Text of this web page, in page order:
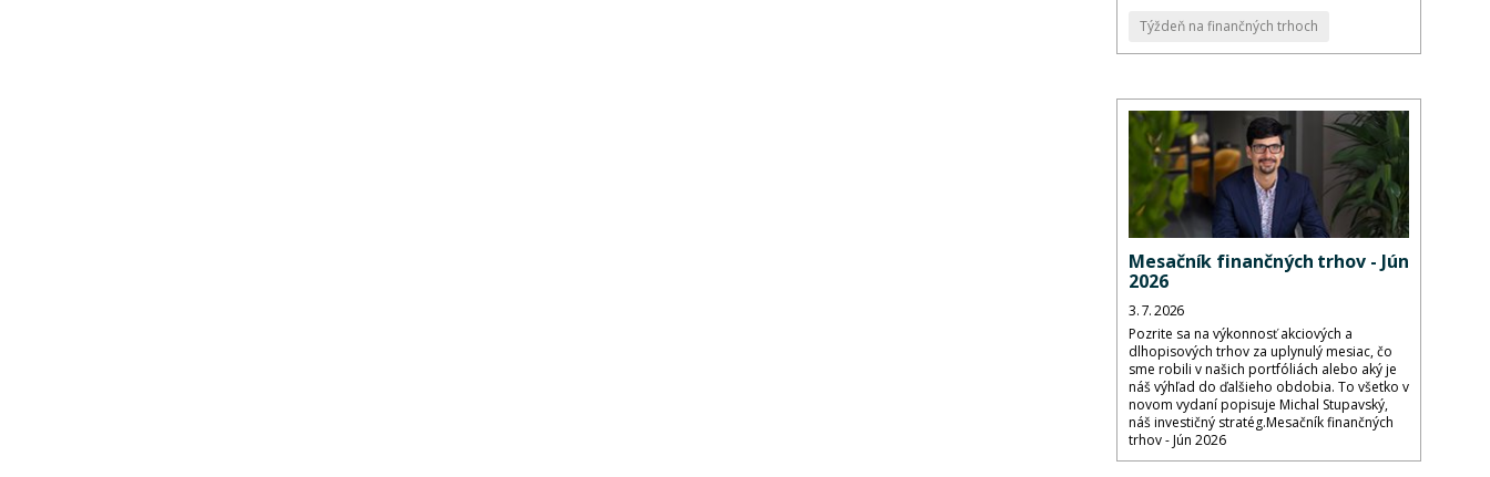
Týždeň na finančných trhoch
Mesačník finančných trhov - Jún
2026
3. 7. 2026
Pozrite sa na výkonnosť akciových a
dlhopisových trhov za uplynulý mesiac, čo
sme robili v našich portfóliách alebo aký je
náš výhľad do ďalšieho obdobia. To všetko v
novom vydaní popisuje Michal Stupavský,
náš investičný stratég.Mesačník finančných
trhov - Jún 2026